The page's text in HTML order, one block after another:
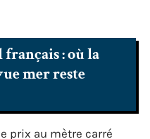
: où la
mer reste
prix au mètre carré